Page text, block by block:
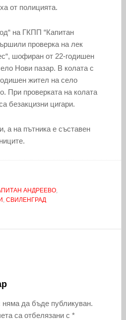
от полицията.
на ГКПП “Капитан
проверка на лек
шофиран от 22-годишен
Нови пазар. В колата с
жител на село
При проверката на колата
безакцизни цигари.
а на пътника е съставен
АНДРЕЕВО,
, СВИЛЕНГРАД
да бъде публикуван.
са отбелязани с *